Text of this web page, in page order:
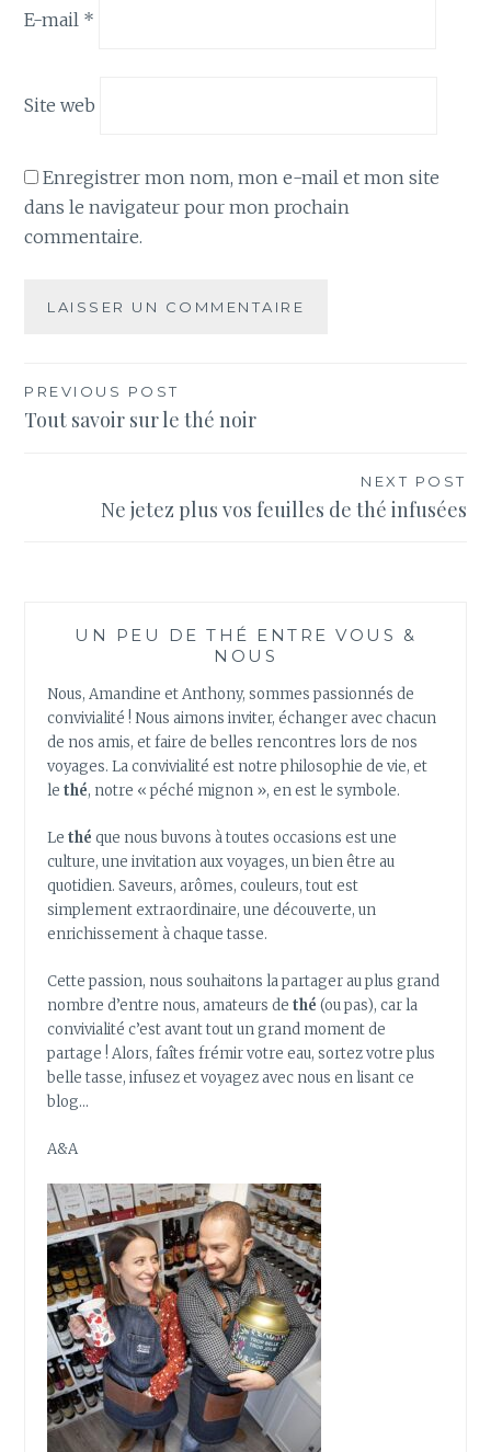
E-mail *
Site web
Enregistrer mon nom, mon e-mail et mon site
dans le navigateur pour mon prochain
commentaire.
Navigation
de
PREVIOUS POST
Tout savoir sur le thé noir
NEXT POST
Ne jetez plus vos feuilles de thé infusées
UN PEU DE THÉ ENTRE VOUS &
NOUS
Nous, Amandine et Anthony, sommes passionnés de
convivialité ! Nous aimons inviter, échanger avec chacun
de nos amis, et faire de belles rencontres lors de nos
voyages. La convivialité est notre philosophie de vie, et
lethé, notre « péché mignon », en est le symbole.
Lethé que nous buvons à toutes occasions est une
culture, une invitation aux voyages, un bien être au
quotidien. Saveurs, arômes, couleurs, tout est
simplement extraordinaire, une découverte, un
enrichissement à chaque tasse.
Cette passion, nous souhaitons la partager au plus grand
nombre d’entre nous, amateurs de thé (ou pas), car la
convivialité c’est avant tout un grand moment de
partage ! Alors, faîtes frémir votre eau, sortez votre plus
belle tasse, infusez et voyagez avec nous en lisant ce
blog…
A&A